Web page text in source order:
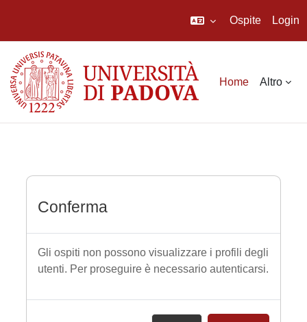
Ospite Login
Home Altro
Conferma
Gli ospiti non possono visualizzare i profili degli
utenti. Per proseguire è necessario autenticarsi.